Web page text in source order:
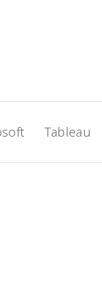
Tableau